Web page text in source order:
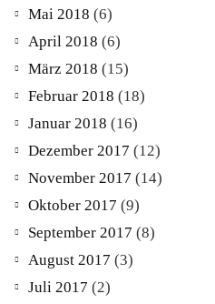
Mai 2018 (6)
April 2018 (6)
März 2018 (15)
Februar 2018 (18)
Januar 2018 (16)
Dezember 2017 (12)
November 2017 (14)
Oktober 2017 (9)
September 2017 (8)
August 2017 (3)
Juli 2017 (2)